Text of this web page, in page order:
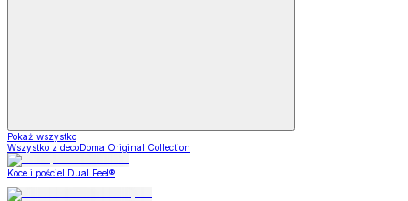
Pokaż wszystko
Wszystko z decoDoma Original Collection
Koce i pościel Dual Feel®